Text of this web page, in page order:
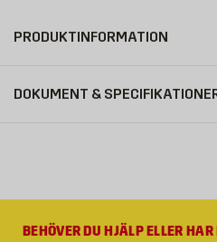
PRODUKTINFORMATION
DOKUMENT &
BEHÖVER DU HJÄLP ELLER HAR